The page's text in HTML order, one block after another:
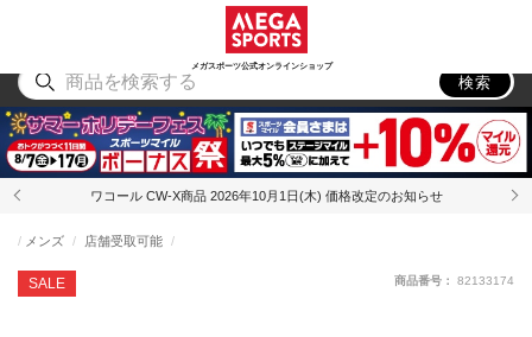
メガスポーツ公式オンラインショップ
アウトドア
検索
ワコール CW-X商品 2026年10月1日(木) 価格改定のお知らせ
SALE
メンズ 店舗受取可能
商品番号： 82133174